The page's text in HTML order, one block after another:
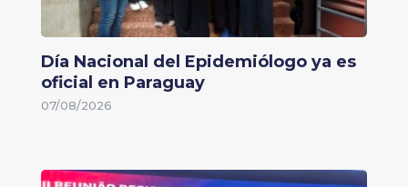
Día Nacional del Epidemiólogo ya es
oficial en Paraguay
07/08/2026